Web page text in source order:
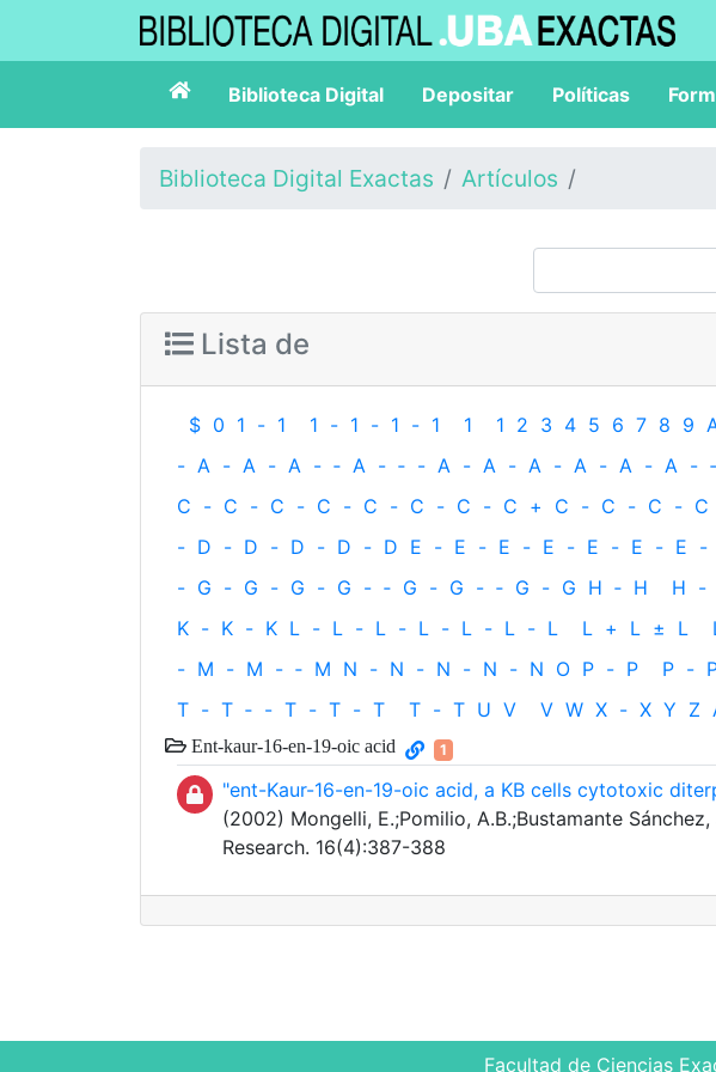
Biblioteca Digital Depositar Políticas
Biblioteca Digital Exactas Artículos
Lista de
$ 0 1 - 1 1 - 1 - 1 - 1 1 1 2 3 4 5 6 7 8 9
- A - A - A - ‐ A - ‐ - A - A - A - A - A - A - ‐
C - C - C - C - C - C - C - C + C - C - C - C
- D - D - D - D - D E - E - E - E - E - E - E -
- G - G - G - G - ‐ G - G - ‐ G - G H ‐ H H -
K - K - K L - L - L - L - L - L - L L + L ± L
- M - M - ‐ M N - N - N - N - N O P - P P -
T - T ‐ - T - T - T T - T U V V W X - X Y Z
Ent-kaur-16-en-19-oic acid 1
"ent-Kaur-16-en-19-oic acid, a KB cells cytotoxic
(2002) Mongelli, E.;Pomilio, A.B.;Bustamante Sánchez,
Research. 16(4):387-388
Facultad de Ciencias